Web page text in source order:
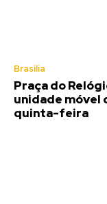
Brasília
Praça do
unidade móvel
quinta-feira